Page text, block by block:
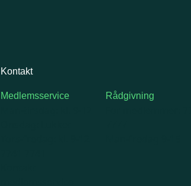
Kontakt
Medlemsservice Rådgivning